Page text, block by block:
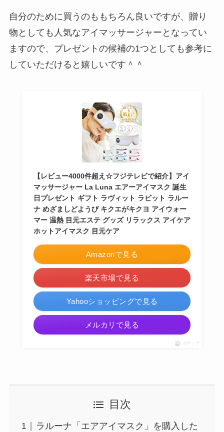
自分のために買うのももちろん良いですが、贈り
物としても人気なアイマッサージャーとなってい
ますので、プレゼントの候補の1つとしても参考に
していただけると嬉しいです＾＾
【レビュー4000件超え☆フジテレビで紹介】アイ
マッサージャー La Luna エアーアイマスク 誕生
日プレゼント ギフト ラヴィット ラビット ラルー
ナ めざましどようび キクエがキクヨ アイウォー
マー 温熱 目元エステ グッズ リラックス アイケア
ホットアイマスク 目元ケア
Amazonで見る
楽天市場で見る
Yahooショッピングで見る
メルカリで見る
ポチップ
目次
ラルーナ「エアアイマスク」を購入した